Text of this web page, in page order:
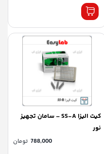
کیت الیزا SS-A – سامان تجهیز
نور
788,000 تومان